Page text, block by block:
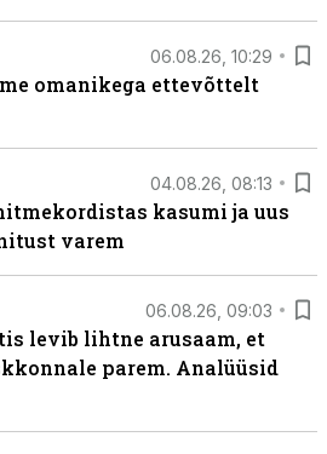
06.08.26, 10:29
omanikega ettevõttelt
04.08.26, 08:13
kasumi ja uus
varem
06.08.26, 09:03
levib lihtne arusaam, et
parem. Analüüsid